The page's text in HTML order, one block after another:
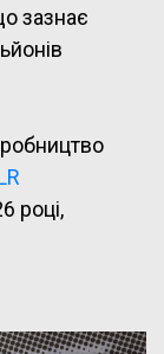
зазнає
році,